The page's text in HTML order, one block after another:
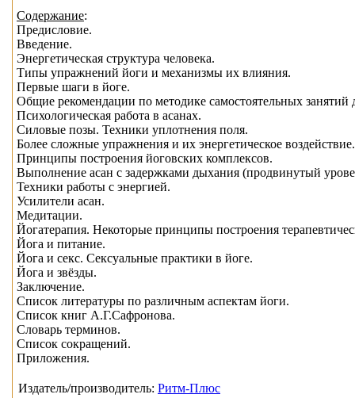
Содержание:
Предисловие.
Введение.
Энергетическая структура человека.
Типы упражнений йоги и механизмы их влияния.
Первые шаги в йоге.
Общие рекомендации по методике самостоятельных
Психологическая работа в асанах.
Силовые позы. Техники уплотнения поля.
Более сложные упражнения и их энергетическое воздействие.
Принципы построения йоговских комплексов.
Выполнение асан с задержками дыхания (продвинутый
Техники работы с энергией.
Усилители асан.
Медитации.
Йогатерапия. Некоторые принципы построения
Йога и питание.
Йога и секс. Сексуальные практики в йоге.
Йога и звёзды.
Заключение.
Список литературы по различным аспектам йоги.
Список книг А.Г.Сафронова.
Словарь терминов.
Список сокращений.
Приложения.
Издатель/производитель: Ритм-Плюс